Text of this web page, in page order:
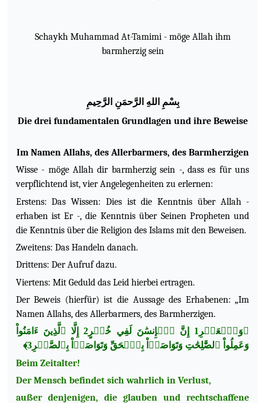
Schaykh Muhammad At-Tamimi - möge Allah ihm
barmherzig sein
بسم الله الرحمن الرحيم
Die drei fundamentalen Grundlagen und ihre Beweise
Im Namen Allahs, des Allerbarmers, des Barmherzigen
Wisse - möge Allah dir barmherzig sein -, dass es für uns
verpflichtend ist, vier Angelegenheiten zu erlernen:
Erstens: Das Wissen: Dies ist die Kenntnis über Allah -
erhaben ist Er -, die Kenntnis über Seinen Propheten und
die Kenntnis über die Religion des Islams mit den Beweisen.
Zweitens: Das Handeln danach.
Drittens: Der Aufruf dazu.
Viertens: Mit Geduld das Leid hierbei ertragen.
Der Beweis (hierfür) ist die Aussage des Erhabenen: „Im
Namen Allahs, des Allerbarmers, des Barmherzigen.
﴿وَٱلۡعَصۡرِ1 إِنَّ ٱلۡإِنسَٰنَ لَفِي خُسۡرٍ2 إِلَّا ٱلَّذِينَ ءَامَنُواْ
وَعَمِلُواْ ٱلصَّٰلِحَٰتِ وَتَوَاصَوۡاْ بِٱلۡحَقِّ وَتَوَاصَوۡاْ بِٱلصَّبۡرِ3﴾
Beim Zeitalter!
Der Mensch befindet sich wahrlich in Verlust,
außer denjenigen, die glauben und rechtschaffene